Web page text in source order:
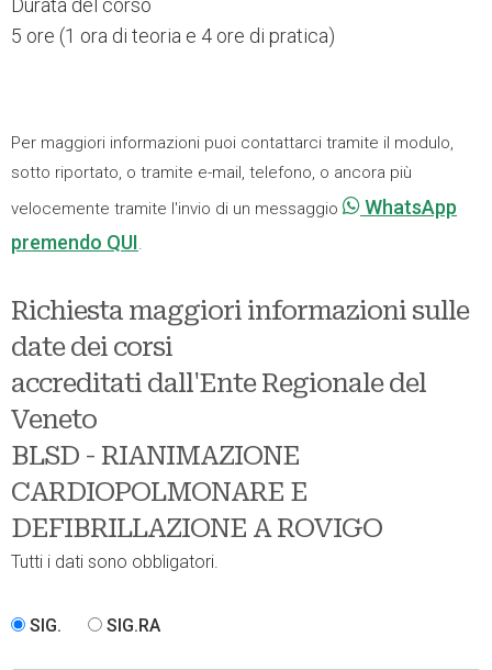
Durata del corso
5 ore (1 ora di teoria e 4 ore di pratica)
Per maggiori informazioni puoi contattarci tramite il modulo,
sotto riportato, o tramite e-mail, telefono, o ancora più
velocemente tramite l'invio di un messaggio
WhatsApp
premendo QUI.
Richiesta maggiori informazioni sulle
date dei corsi
accreditati dall'Ente Regionale del
Veneto
BLSD - RIANIMAZIONE
CARDIOPOLMONARE E
DEFIBRILLAZIONE A ROVIGO
Tutti i dati sono obbligatori.
SIG. SIG.RA